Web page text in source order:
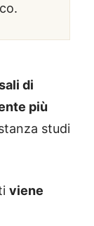
di
più
studi
viene